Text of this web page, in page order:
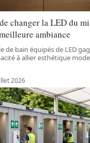
changer la LED du
ambiance
de bain équipés de LED
à allier esthétique
2026